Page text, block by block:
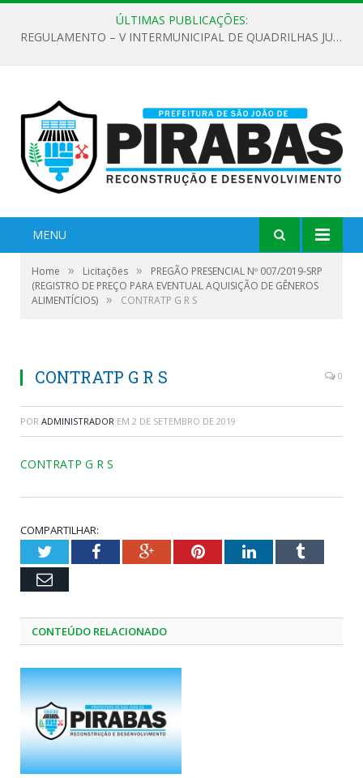
ÚLTIMAS PUBLICAÇÕES:
EDITAL DE CHAMAMENTO PÚBLICO Nº 02/2026
MENU
Home » Licitações »
PREGÃO PRESENCIAL Nº 007/2019-SRP
(REGISTRO DE PREÇO PARA EVENTUAL AQUISIÇÃO DE GÊNEROS
ALIMENTÍCIOS) » CONTRATP G R S
CONTRATP G R S 0
POR ADMINISTRADOR EM 2 DE SETEMBRO DE 2019
CONTRATP G R S
COMPARTILHAR:
TwitterFacebookGoogle+PinterestLinkedInTumblr
Email
CONTEÚDO RELACIONADO